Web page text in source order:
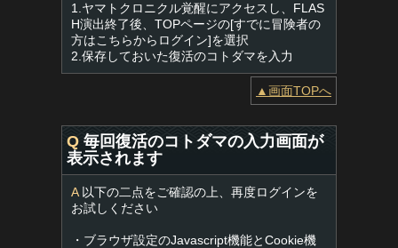
1.ヤマトクロニクル覚醒にアクセスし、FLAS
H演出終了後、TOPページの[すでに冒険者の
方はこちらからログイン]を選択
2.保存しておいた復活のコトダマを入力
▲画面TOPへ
Q 毎回復活のコトダマの入力画面が
表示されます
A以下の二点をご確認の上、再度ログインを
お試しください
・ブラウザ設定のJavascript機能とCookie機